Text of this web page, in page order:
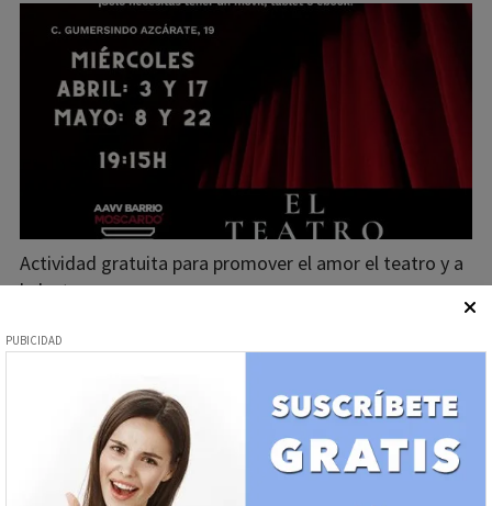
Actividad gratuita para promover el amor el teatro y a
la lectura
¡Dos Maestros del Sol en
Moscardó!
José Muñoz
Sociedad - Ciencia
29/03/2024